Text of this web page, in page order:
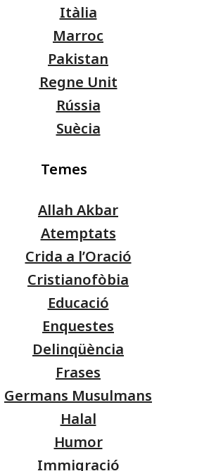
Itàlia
Marroc
Pakistan
Regne Unit
Rússia
Suècia
Temes
Allah Akbar
Atemptats
Crida a l’Oració
Cristianofòbia
Educació
Enquestes
Delinqüència
Frases
Germans Musulmans
Halal
Humor
Immigració